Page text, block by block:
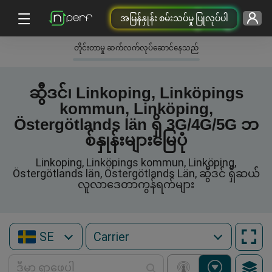
အမြန်နှုန်း စမ်းသပ်မှု ပြုလုပ်ပါ
တိုင်းတာမှု ဆက်လက်လုပ်ဆောင်နေသည်
ဆွီဒင်၊ Linkoping, Linköpings
kommun, Linköping,
Östergötlands län ရှိ 3G/4G/5G ဘ
စ်နှုန်းများမြေပုံ
Linkoping, Linköpings kommun, Linköping,
Östergötlands län, Östergötlands Län, ဆွီဒင် ရှိဆယ်
လူလာဒေတာကွန်ရက်များ
SE